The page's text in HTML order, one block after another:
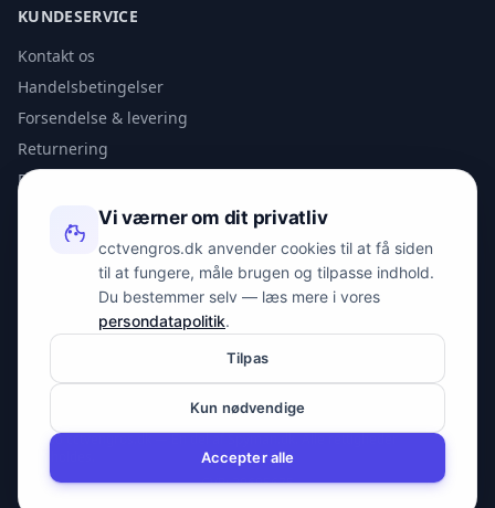
KUNDESERVICE
Kontakt os
Handelsbetingelser
Forsendelse & levering
Returnering
Privatlivspolitik
KONTAKT
info@spyman.dk
Peter Bangs Vej 153, 2000 Frederiksberg
© 2026 cctvengros.dk — En del af Spyman.dk. Alle rettigheder
CVR: 30605675
Vi værner om dit privatliv
cctvengros.dk anvender cookies til at få siden
til at fungere, måle brugen og tilpasse indhold.
Du bestemmer selv — læs mere i vores
persondatapolitik.
Tilpas
Kun nødvendige
Accepter alle